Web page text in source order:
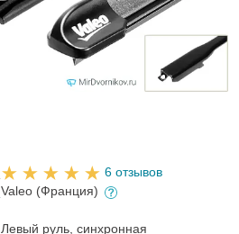
6 отзывов
Valeo (Франция)
Левый руль, синхронная